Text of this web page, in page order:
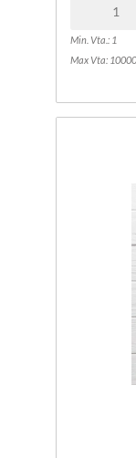
Min. Vta.: 1
Max Vta: